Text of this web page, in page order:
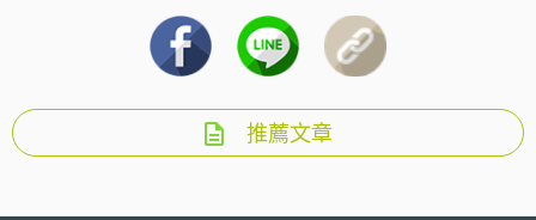
推薦文章